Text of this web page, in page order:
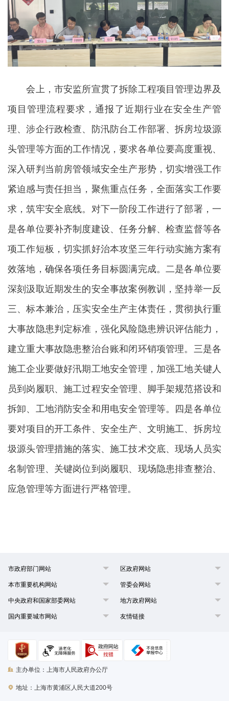
会上，市安监所宣贯了拆除工程项目管理边界及
项目管理流程要求，通报了近期行业在安全生产管
理、涉企行政检查、防汛防台工作部署、拆房垃圾源
头管理等方面的工作情况，要求各单位要高度重视、
深入研判当前房管领域安全生产形势，切实增强工作
紧迫感与责任担当，聚焦重点任务，全面落实工作要
求，筑牢安全底线。对下一阶段工作进行了部署，一
是各单位要补齐制度建设、任务分解、检查监督等各
项工作短板，切实抓好治本攻坚三年行动实施方案有
效落地，确保各项任务目标圆满完成。二是各单位要
深刻汲取近期发生的安全事故案例教训，坚持举一反
三、标本兼治，压实安全生产主体责任，贯彻执行重
大事故隐患判定标准，强化风险隐患辨识评估能力，
建立重大事故隐患整治台账和闭环销项管理。三是各
施工企业要做好汛期工地安全管理，加强工地关键人
员到岗履职、施工过程安全管理、脚手架规范搭设和
拆卸、工地消防安全和用电安全管理等。四是各单位
要对项目的开工条件、安全生产、文明施工、拆房垃
圾源头管理措施的落实、施工技术交底、现场人员实
名制管理、关键岗位到岗履职、现场隐患排查整治、
应急管理等方面进行严格管理。
市政府部门网站 区政府网站
本市重要机构网站 管委会网站
中央政府和国家部委网站 地方政府网站
国内重要城市网站 友情链接
主办单位：上海市人民政府办公厅
地址：上海市黄浦区人民大道200号